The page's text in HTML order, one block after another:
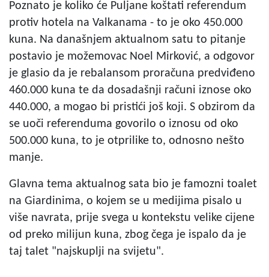
Poznato je koliko će Puljane koštati referendum
protiv hotela na Valkanama - to je oko 450.000
kuna. Na današnjem aktualnom satu to pitanje
postavio je možemovac Noel Mirković, a odgovor
je glasio da je rebalansom proračuna predviđeno
460.000 kuna te da dosadašnji računi iznose oko
440.000, a mogao bi pristići još koji. S obzirom da
se uoči referenduma govorilo o iznosu od oko
500.000 kuna, to je otprilike to, odnosno nešto
manje.
Glavna tema aktualnog sata bio je famozni toalet
na Giardinima, o kojem se u medijima pisalo u
više navrata, prije svega u kontekstu velike cijene
od preko milijun kuna, zbog čega je ispalo da je
taj talet "najskuplji na svijetu".